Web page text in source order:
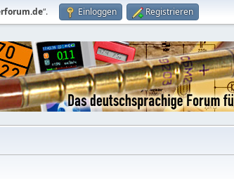
“. Einloggen Registrieren